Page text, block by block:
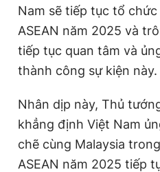
Nam sẽ tiếp tục tổ
ASEAN năm 2025 và
tiếp tục quan tâm và
thành công sự kiện này.
Nhân dịp này, Thủ
khẳng định Việt Nam
chẽ cùng Malaysia
ASEAN năm 2025 tiếp